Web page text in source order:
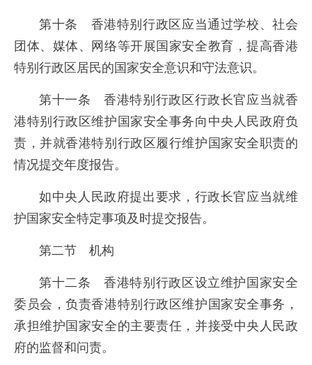
第十条 香港特别行政区应当通过学校、社会
团体、媒体、网络等开展国家安全教育，提高香港
特别行政区居民的国家安全意识和守法意识。
第十一条 香港特别行政区行政长官应当就香
港特别行政区维护国家安全事务向中央人民政府负
责，并就香港特别行政区履行维护国家安全职责的
情况提交年度报告。
如中央人民政府提出要求，行政长官应当就维
护国家安全特定事项及时提交报告。
第二节 机构
第十二条 香港特别行政区设立维护国家安全
委员会，负责香港特别行政区维护国家安全事务，
承担维护国家安全的主要责任，并接受中央人民政
府的监督和问责。